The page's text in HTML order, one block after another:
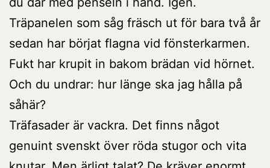
Träpanelen som såg fräsch ut för bara två år
sedan har börjat flagna vid fönsterkarmen.
Fukt har krupit in bakom brädan vid hörnet.
Och du undrar: hur länge ska jag hålla på
såhär?
Träfasader är vackra. Det finns något
genuint svenskt över röda stugor och vita